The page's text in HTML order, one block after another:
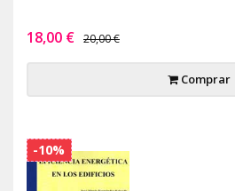
18,00 € 20,00 €
Comprar
-10%